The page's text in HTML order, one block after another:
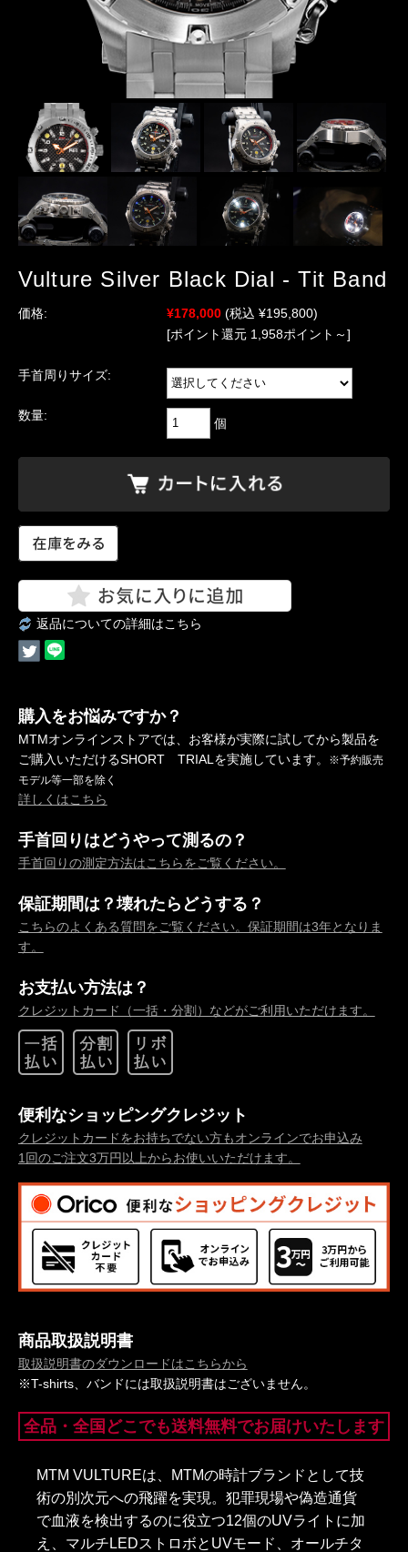
Vulture Silver Black Dial - Tit Band
価格: ¥178,000 (税込 ¥195,800)
[ポイント還元 1,958ポイント～]
手首周りサイズ:
数量:
個
返品についての詳細はこちら
購入をお悩みですか？
MTMオンラインストアでは、お客様が実際に試してから製品を
ご購入いただけるSHORT TRIALを実施しています。
※予約販売
モデル等一部を除く
詳しくはこちら
手首回りはどうやって測るの？
手首回りの測定方法はこちらをご覧ください。
保証期間は？壊れたらどうする？
こちらのよくある質問をご覧ください。保証期間は3年となりま
す。
お支払い方法は？
クレジットカード（一括・分割）などがご利用いただけます。
便利なショッピングクレジット
クレジットカードをお持ちでない方もオンラインでお申込み
1回のご注文3万円以上からお使いいただけます。
商品取扱説明書
取扱説明書のダウンロードはこちらから
※T-shirts、バンドには取扱説明書はございません。
全品・全国どこでも送料無料でお届けいたします
MTM VULTUREは、MTMの時計ブランドとして技
術の別次元への飛躍を実現。犯罪現場や偽造通貨
で血液を検出するのに役立つ12個のUVライトに加
え、マルチLEDストロボとUVモード、オールチタ